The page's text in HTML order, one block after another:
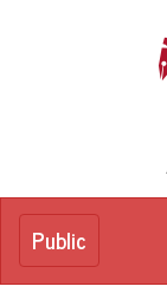
Toggle
Public
Public